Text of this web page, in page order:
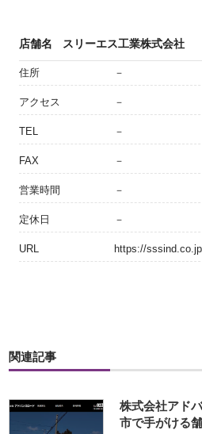
店舗名 スリーエス工業株式会社
住所 －
アクセス －
TEL －
FAX －
営業時間 －
定休日 －
URL https://
関連記事
株式会社アド
市で手がける